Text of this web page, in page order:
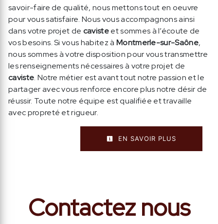
savoir-faire de qualité, nous mettons tout en oeuvre
pour vous satisfaire. Nous vous accompagnons ainsi
dans votre projet de cavisteet sommes à l’écoute de
vos besoins. Si vous habitez à Montmerle-sur-Saône,
nous sommes à votre disposition pour vous transmettre
les renseignements nécessaires à votre projet de
caviste. Notre métier est avant tout notre passion et le
partager avec vous renforce encore plus notre désir de
réussir. Toute notre équipe est qualifiée et travaille
avec propreté et rigueur.
EN SAVOIR PLUS
Contactez nous